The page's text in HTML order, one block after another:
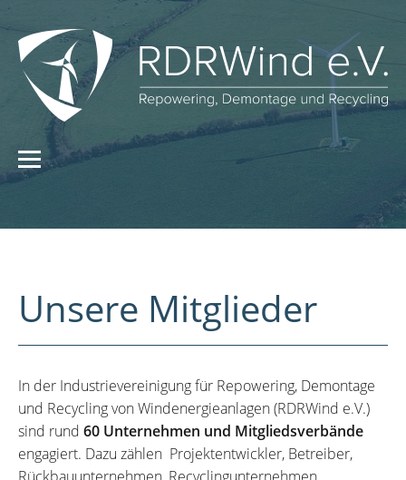
Unsere Mitglieder
In der Industrievereinigung für Repowering, Demontage
und Recycling von Windenergieanlagen (RDRWind e.V.)
sind rund 60 Unternehmen und Mitgliedsverbände
engagiert. Dazu zählen Projektentwickler, Betreiber,